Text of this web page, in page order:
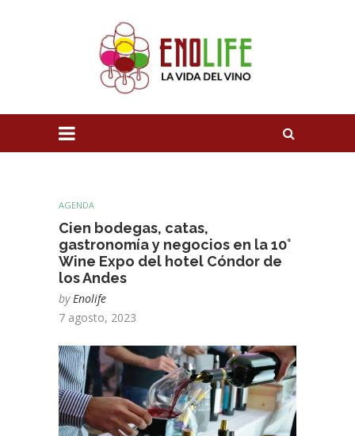
AGENDA
Cien bodegas, catas,
gastronomía y negocios en la 10°
Wine Expo del hotel Cóndor de
los Andes
by Enolife
7 agosto, 2023